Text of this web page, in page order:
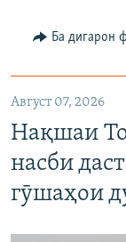
Ба дигарон
Август 07, 2026
Нақшаи
насби
гӯшаҳои